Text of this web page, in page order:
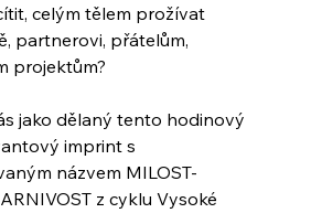
celým tělem prožívat
partnerovi, přátelům,
projektům?
jako dělaný tento hodinový
imprint s
názvem MILOST-
z cyklu Vysoké